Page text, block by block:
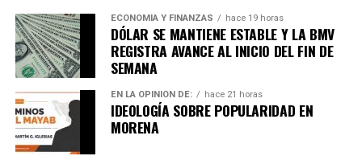
ECONOMÍA Y FINANZAS hace 19 horas
DÓLAR SE MANTIENE ESTABLE Y LA BMV
REGISTRA AVANCE AL INICIO DEL FIN DE
SEMANA
EN LA OPINIÓN DE: hace 21 horas
IDEOLOGÍA SOBRE POPULARIDAD EN
MORENA